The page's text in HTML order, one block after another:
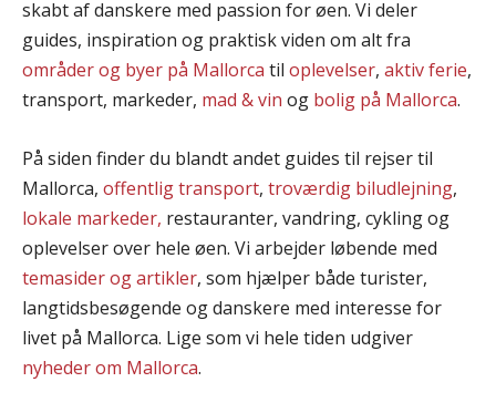
skabt af danskere med passion for øen. Vi deler
guides, inspiration og praktisk viden om alt fra
områder og byer på Mallorca til oplevelser, aktiv ferie,
transport, markeder, mad & vin og bolig på Mallorca.
På siden finder du blandt andet guides til rejser til
Mallorca, offentlig transport, troværdig biludlejning,
lokale markeder, restauranter, vandring, cykling og
oplevelser over hele øen. Vi arbejder løbende med
temasider og artikler, som hjælper både turister,
langtidsbesøgende og danskere med interesse for
livet på Mallorca. Lige som vi hele tiden udgiver
nyheder om Mallorca.